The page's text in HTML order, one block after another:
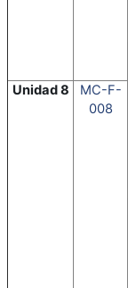
Unidad 8
MC-F-
008